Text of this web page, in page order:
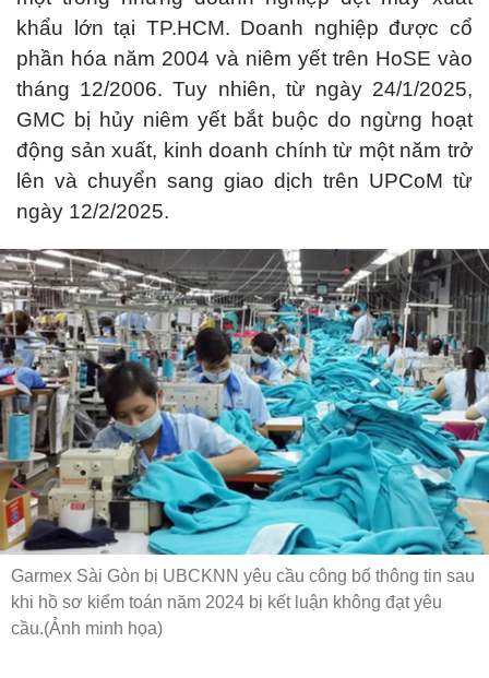
khẩu lớn tại TP.HCM. Doanh nghiệp được cổ
phần hóa năm 2004 và niêm yết trên HoSE vào
tháng 12/2006. Tuy nhiên, từ ngày 24/1/2025,
GMC bị hủy niêm yết bắt buộc do ngừng hoạt
động sản xuất, kinh doanh chính từ một năm trở
lên và chuyển sang giao dịch trên UPCoM từ
ngày 12/2/2025.
Garmex Sài Gòn bị UBCKNN yêu cầu công bố thông tin sau
khi hồ sơ kiểm toán năm 2024 bị kết luận không đạt yêu
cầu.(Ảnh minh họa)